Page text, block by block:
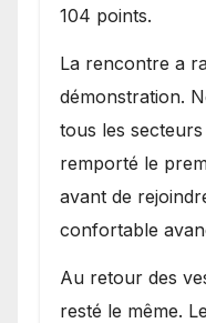
104 points.
La rencontre a
démonstration.
tous les
remporté le
avant de
confortable
Au retour des
resté le même.